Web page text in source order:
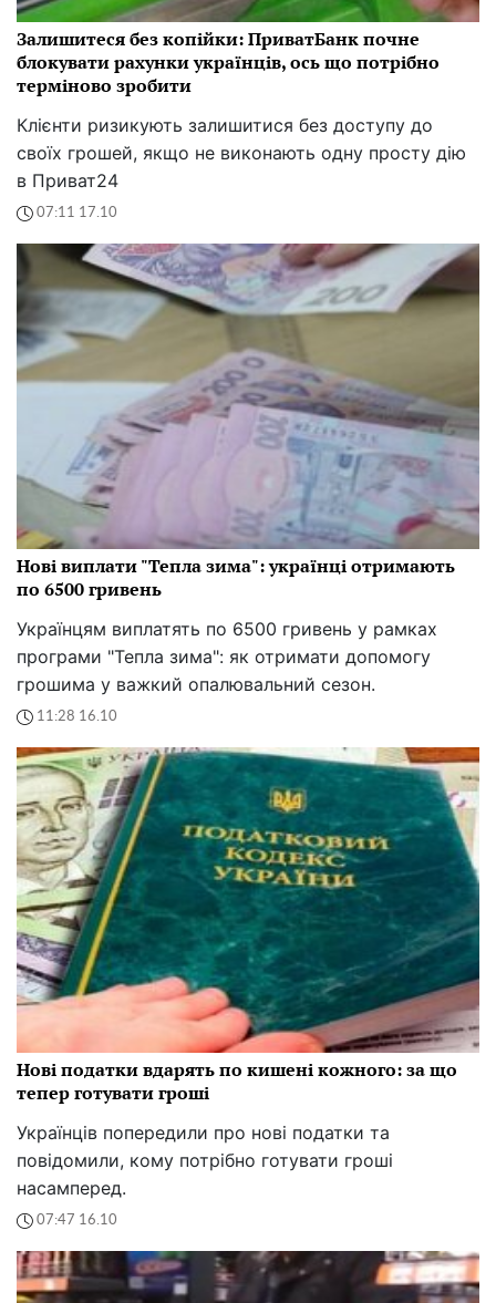
Залишитеся без копійки: ПриватБанк почне
блокувати рахунки українців, ось що потрібно
терміново зробити
Клієнти ризикують залишитися без доступу до
своїх грошей, якщо не виконають одну просту дію
в Приват24
07:11 17.10
Нові виплати "Тепла зима": українці отримають
по 6500 гривень
Українцям виплатять по 6500 гривень у рамках
програми "Тепла зима": як отримати допомогу
грошима у важкий опалювальний сезон.
11:28 16.10
Нові податки вдарять по кишені кожного: за що
тепер готувати гроші
Українців попередили про нові податки та
повідомили, кому потрібно готувати гроші
насамперед.
07:47 16.10